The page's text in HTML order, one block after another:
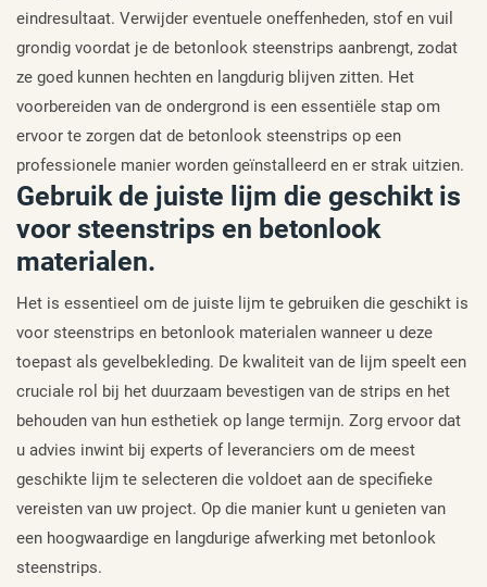
eindresultaat. Verwijder eventuele oneffenheden, stof en vuil
grondig voordat je de betonlook steenstrips aanbrengt, zodat
ze goed kunnen hechten en langdurig blijven zitten. Het
voorbereiden van de ondergrond is een essentiële stap om
ervoor te zorgen dat de betonlook steenstrips op een
professionele manier worden geïnstalleerd en er strak uitzien.
Gebruik de juiste lijm die geschikt is
voor steenstrips en betonlook
materialen.
Het is essentieel om de juiste lijm te gebruiken die geschikt is
voor steenstrips en betonlook materialen wanneer u deze
toepast als gevelbekleding. De kwaliteit van de lijm speelt een
cruciale rol bij het duurzaam bevestigen van de strips en het
behouden van hun esthetiek op lange termijn. Zorg ervoor dat
u advies inwint bij experts of leveranciers om de meest
geschikte lijm te selecteren die voldoet aan de specifieke
vereisten van uw project. Op die manier kunt u genieten van
een hoogwaardige en langdurige afwerking met betonlook
steenstrips.